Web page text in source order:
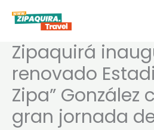
Zipaquirá
renovado
Zipa” González
gran jornada